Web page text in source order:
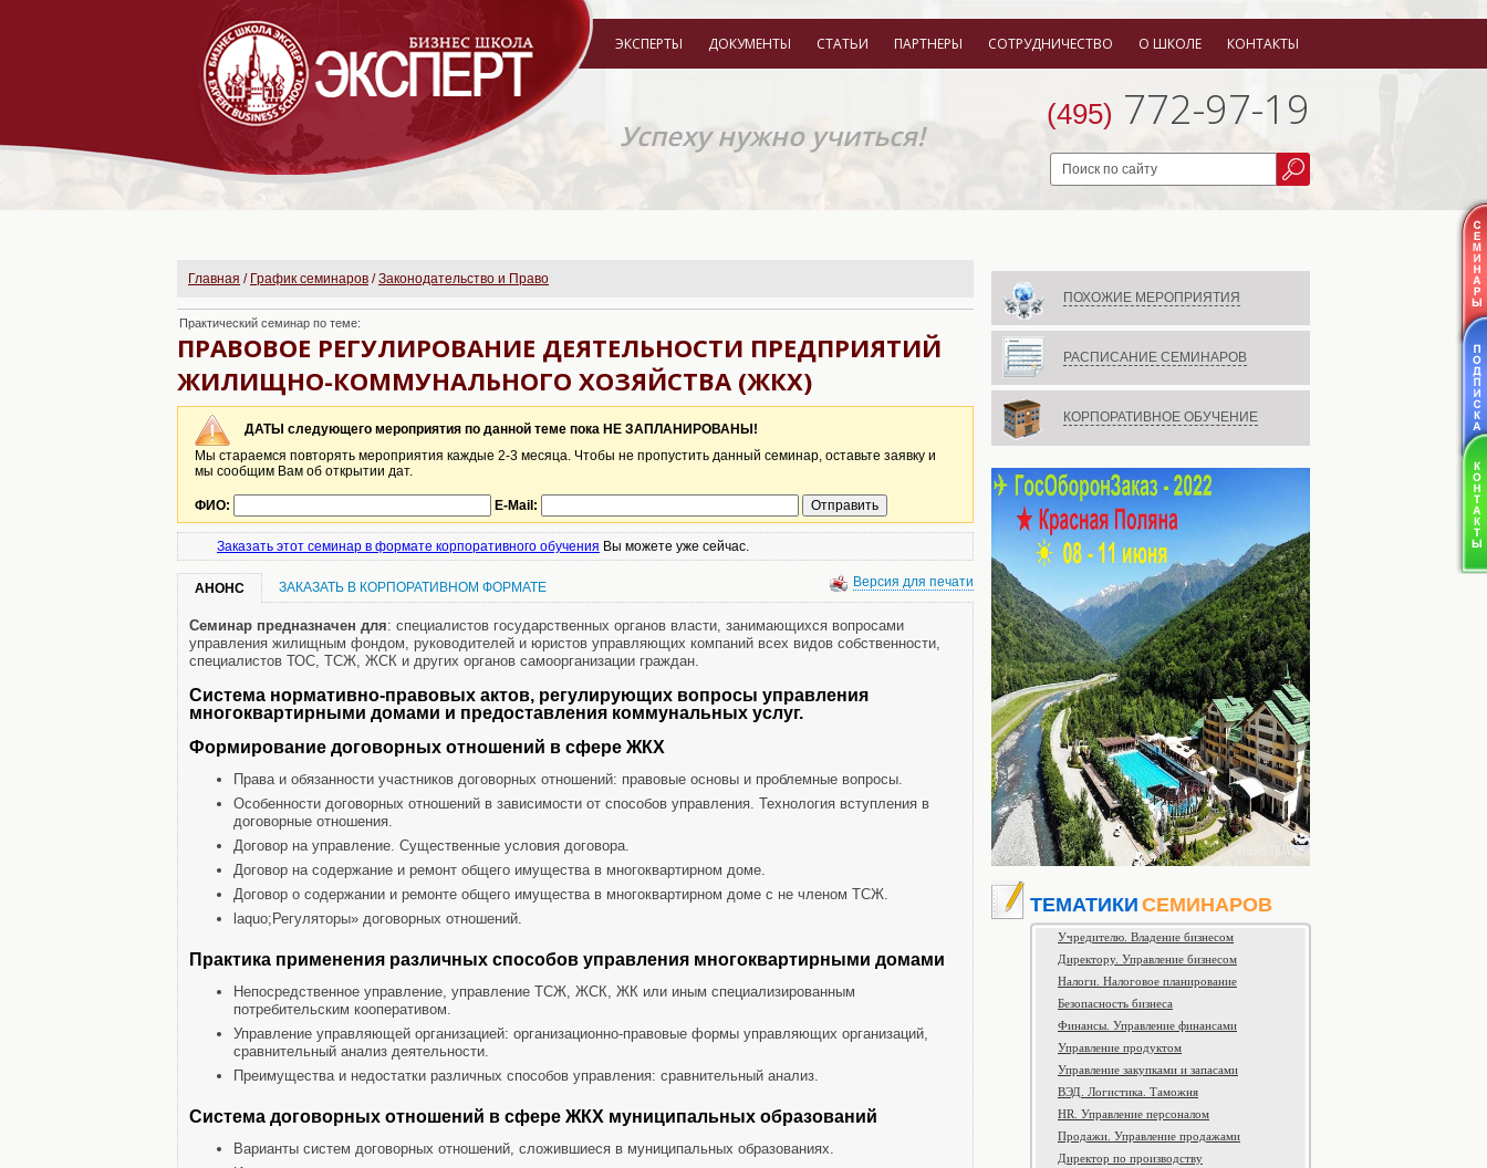
Успеху нужно учиться!
(495) 772-97-19
ЭКСПЕРТЫ ДОКУМЕНТЫ СТАТЬИ ПАРТНЕРЫ СОТРУДНИЧЕСТВО О ШКОЛЕ КОНТАКТЫ
Главная / График семинаров /Законодательство и Право
Практический семинар по теме:
ПРАВОВОЕ РЕГУЛИРОВАНИЕ ДЕЯТЕЛЬНОСТИ ПРЕДПРИЯТИЙ
ЖИЛИЩНО-КОММУНАЛЬНОГО ХОЗЯЙСТВА (ЖКХ)
ДАТЫ следующего мероприятия по данной теме пока НЕ ЗАПЛАНИРОВАНЫ!
Мы стараемся повторять мероприятия каждые 2-3 месяца. Чтобы не пропустить данный семинар, оставьте заявку и
мы сообщим Вам об открытии дат.
ФИО: E-Mail:
Заказать этот семинар в формате корпоративного обучения Вы можете уже сейчас.
Версия для печати
АНОНС ЗАКАЗАТЬ В КОРПОРАТИВНОМ ФОРМАТЕ
Семинар предназначен для: специалистов государственных органов власти, занимающихся вопросами
управления жилищным фондом, руководителей и юристов управляющих компаний всех видов собственности,
специалистов ТОС, ТСЖ, ЖСК и других органов самоорганизации граждан.
Система нормативно-правовых актов, регулирующих вопросы управления
многоквартирными домами и предоставления коммунальных услуг.
Формирование договорных отношений в сфере ЖКХ
Права и обязанности участников договорных отношений: правовые основы и проблемные вопросы.
Особенности договорных отношений в зависимости от способов управления. Технология вступления в
договорные отношения.
Договор на управление. Существенные условия договора.
Договор на содержание и ремонт общего имущества в многоквартирном доме.
Договор о содержании и ремонте общего имущества в многоквартирном доме с не членом ТСЖ.
laquo;Регуляторы» договорных отношений.
Практика применения различных способов управления многоквартирными домами
Непосредственное управление, управление ТСЖ, ЖСК, ЖК или иным специализированным
потребительским кооперативом.
Управление управляющей организацией: организационно-правовые формы управляющих организаций,
сравнительный анализ деятельности.
Преимущества и недостатки различных способов управления: сравнительный анализ.
Система договорных отношений в сфере ЖКХ муниципальных образований
Варианты систем договорных отношений, сложившиеся в муниципальных образованиях.
ПОХОЖИЕ МЕРОПРИЯТИЯ
РАСПИСАНИЕ СЕМИНАРОВ
КОРПОРАТИВНОЕ ОБУЧЕНИЕ
ТЕМАТИКИ СЕМИНАРОВ
Учредителю. Владение бизнесом
Директору. Управление бизнесом
Налоги. Налоговое планирование
Безопасность бизнеса
Финансы. Управление финансами
Управление продуктом
Управление закупками и запасами
ВЭД. Логистика. Таможня
HR. Управление персоналом
Продажи. Управление продажами
Директор по производству